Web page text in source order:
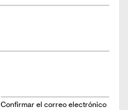
Confirmar el correo electrónico